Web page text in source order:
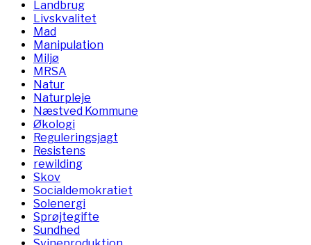
Landbrug
Livskvalitet
Mad
Manipulation
Miljø
MRSA
Natur
Naturpleje
Næstved Kommune
Økologi
Reguleringsjagt
Resistens
rewilding
Skov
Socialdemokratiet
Solenergi
Sprøjtegifte
Sundhed